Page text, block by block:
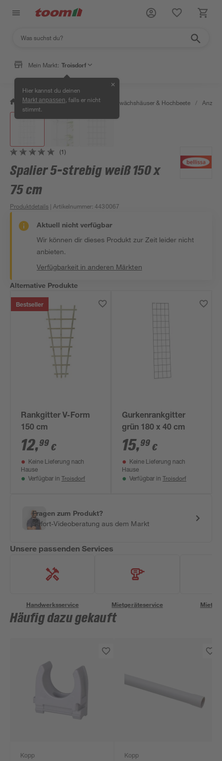
Mein Markt: Troisdorf
Hier kannst du deinen
Markt anpassen , falls er nicht
stimmt.
✕
/ Garten & Freizeit / Anzucht, Gewächshäuser & Hochbeete /
(1)
Spalier 5-strebig weiß 150 x
75 cm
Produktdetails | Artikelnummer:4430067
Aktuell nicht verfügbar
Wir können dir dieses Produkt zur Zeit leider nicht
anbieten.
Verfügbarkeit in anderen Märkten
Alternative Produkte
Bestseller
Rankgitter V-Form
150 cm
12,99 €
Keine Lieferung nach
Hause
Verfügbar in Troisdorf
Gurkenrankgitter
grün 180 x 40 cm
15,99 €
Keine Lieferung nach
Hause
Verfügbar in Troisdorf
Fragen zum Produkt?
Sofort-Videoberatung aus dem Markt
Unsere passenden Services
Handwerksservice Mietgeräteservice
Häufig dazu gekauft
Kopp Kopp